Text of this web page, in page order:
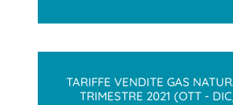
TARIFFE VENDITE GAS
TRIMESTRE 2021 (OTT -